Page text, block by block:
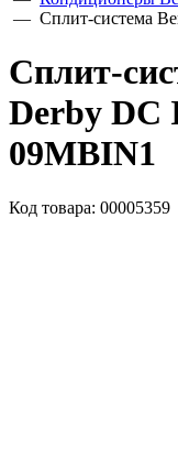
— Сплит-система
Сплит-
Derby DC
09MBIN1
Код товара: 00005359